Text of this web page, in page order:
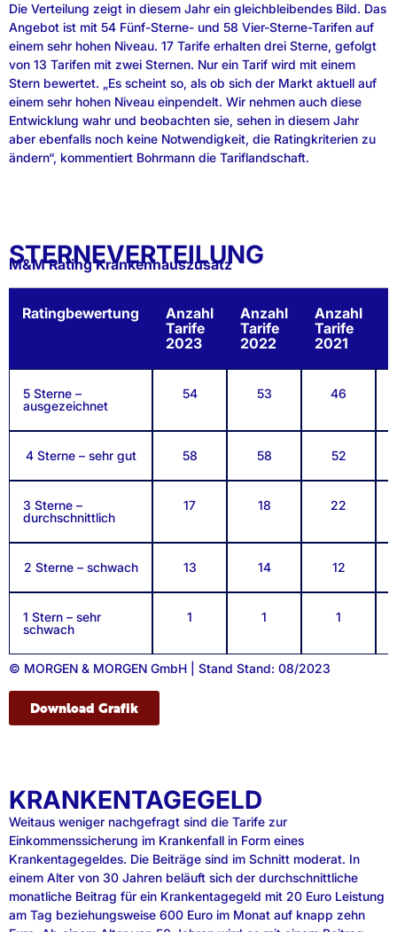
Die Verteilung zeigt in diesem Jahr ein gleichbleibendes Bild. Das
Angebot ist mit 54 Fünf-Sterne- und 58 Vier-Sterne-Tarifen auf
einem sehr hohen Niveau. 17 Tarife erhalten drei Sterne, gefolgt
von 13 Tarifen mit zwei Sternen. Nur ein Tarif wird mit einem
Stern bewertet. „Es scheint so, als ob sich der Markt aktuell auf
einem sehr hohen Niveau einpendelt. Wir nehmen auch diese
Entwicklung wahr und beobachten sie, sehen in diesem Jahr
aber ebenfalls noch keine Notwendigkeit, die Ratingkriterien zu
ändern“, kommentiert Bohrmann die Tariflandschaft.
STERNEVERTEILUNG
M&M Rating Krankenhauszusatz
Ratingbewertung
Anzahl
Tarife
2023
Anzahl
Tarife
2022
Anzahl
Tarife
2021
5 Sterne –
ausgezeichnet
54 53 46
4 Sterne – sehr gut 58 58 52
3 Sterne –
durchschnittlich
17 18 22
2 Sterne – schwach 13 14 12
1 Stern – sehr
schwach
1 1 1
© MORGEN & MORGEN GmbH | Stand Stand: 08/2023
Download Grafik
KRANKENTAGEGELD
Weitaus weniger nachgefragt sind die Tarife zur
Einkommenssicherung im Krankenfall in Form eines
Krankentagegeldes. Die Beiträge sind im Schnitt moderat. In
einem Alter von 30 Jahren beläuft sich der durchschnittliche
monatliche Beitrag für ein Krankentagegeld mit 20 Euro Leistung
am Tag beziehungsweise 600 Euro im Monat auf knapp zehn